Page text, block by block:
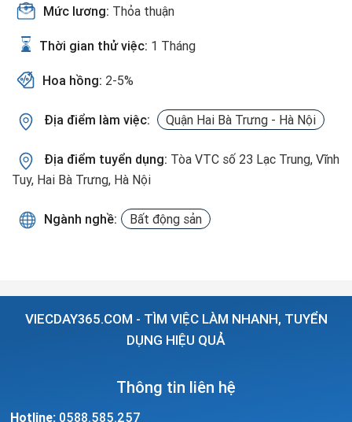
Mức lương: Thỏa thuận
Thời gian thử việc: 1 Tháng
Hoa hồng: 2-5%
Địa điểm làm việc: Quận Hai Bà Trưng - Hà Nội
Địa điểm tuyển dụng: Tòa VTC số 23 Lạc Trung, Vĩnh
Tuy, Hai Bà Trưng, Hà Nội
Ngành nghề: Bất động sản
VIECDAY365.COM - TÌM VIỆC LÀM NHANH, TUYỂN
DỤNG HIỆU QUẢ
Thông tin liên hệ
Hotline: 0588.585.257